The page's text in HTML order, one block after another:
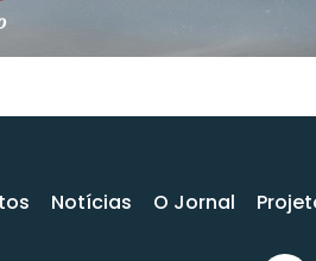
Notícias O Jornal